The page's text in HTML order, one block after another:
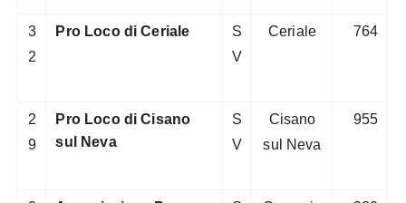
3
2
Pro Loco di Ceriale
S
V
Ceriale 764
2
9
Pro Loco di Cisano
sul Neva
S
V
Cisano
sul Neva
955